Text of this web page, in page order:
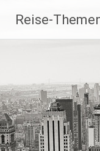
Inhalt
springen
Reise-